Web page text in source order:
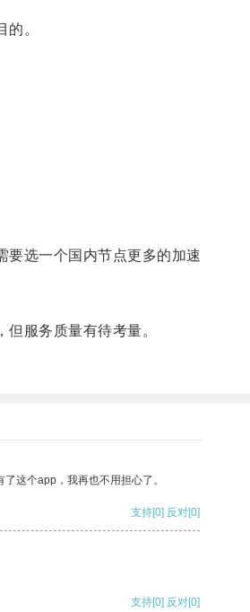
。
选一个国内节点更多的加速
服务质量有待考量。
这个app，我再也不用担心了。
支持[0] 反对[0]
支持[0] 反对[0]